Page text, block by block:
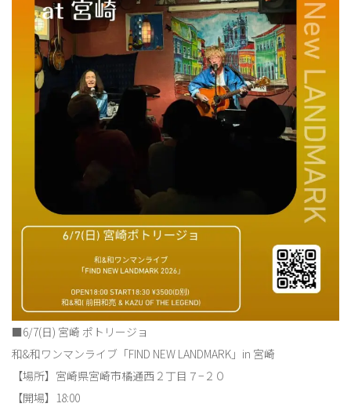
■6/7(日) 宮崎 ポトリージョ
和&和ワンマンライブ「FIND NEW LANDMARK」in 宮崎
【場所】宮崎県宮崎市橘通西２丁目７−２０
【開場】18:00